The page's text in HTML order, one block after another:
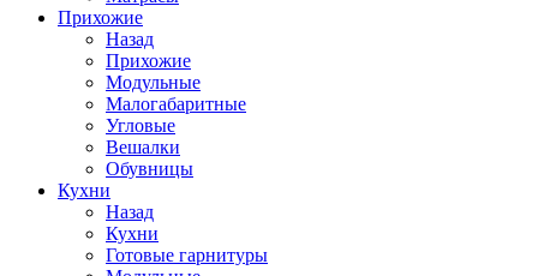
Прихожие
Назад
Прихожие
Модульные
Малогабаритные
Угловые
Вешалки
Обувницы
Кухни
Назад
Кухни
Готовые гарнитуры